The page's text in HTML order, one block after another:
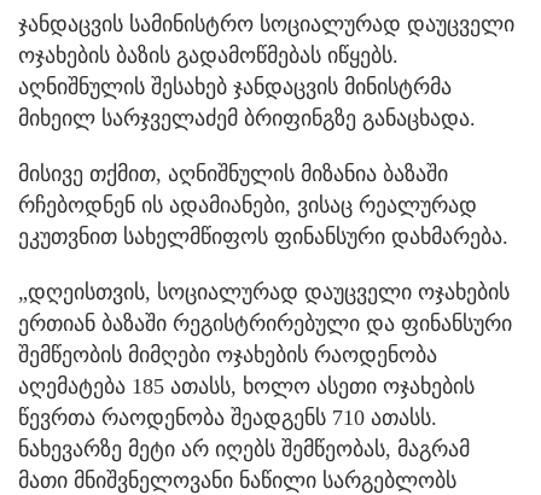
ჯანდაცვის სამინისტრო სოციალურად დაუცველი
ოჯახების ბაზის გადამოწმებას იწყებს.
აღნიშნულის შესახებ ჯანდაცვის მინისტრმა
მიხეილ სარჯველაძემ ბრიფინგზე განაცხადა.
მისივე თქმით, აღნიშნულის მიზანია ბაზაში
რჩებოდნენ ის ადამიანები, ვისაც რეალურად
ეკუთვნით სახელმწიფოს ფინანსური დახმარება.
„დღეისთვის, სოციალურად დაუცველი ოჯახების
ერთიან ბაზაში რეგისტრირებული და ფინანსური
შემწეობის მიმღები ოჯახების რაოდენობა
აღემატება 185 ათასს, ხოლო ასეთი ოჯახების
წევრთა რაოდენობა შეადგენს 710 ათასს.
ნახევარზე მეტი არ იღებს შემწეობას, მაგრამ
მათი მნიშვნელოვანი ნაწილი სარგებლობს